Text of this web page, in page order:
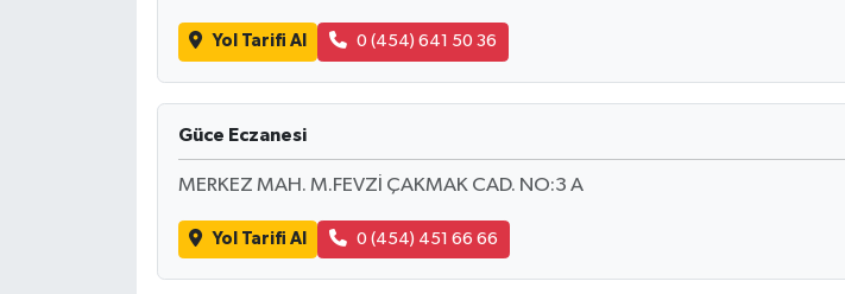
Yol Tarifi Al 0 (454) 641 50 36
Güce Eczanesi
MERKEZ MAH. M.FEVZİ ÇAKMAK CAD. NO:3 A
Yol Tarifi Al 0 (454) 451 66 66